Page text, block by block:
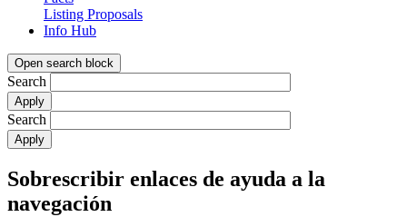
Listing Proposals
Info Hub
Open search block
Search
Search
Sobrescribir enlaces de ayuda a la
navegación